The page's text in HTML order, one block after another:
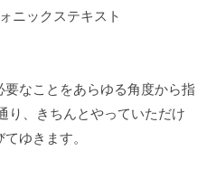
ニックステキスト
なことをあらゆる角度から指
り、きちんとやっていただけ
ゆきます。